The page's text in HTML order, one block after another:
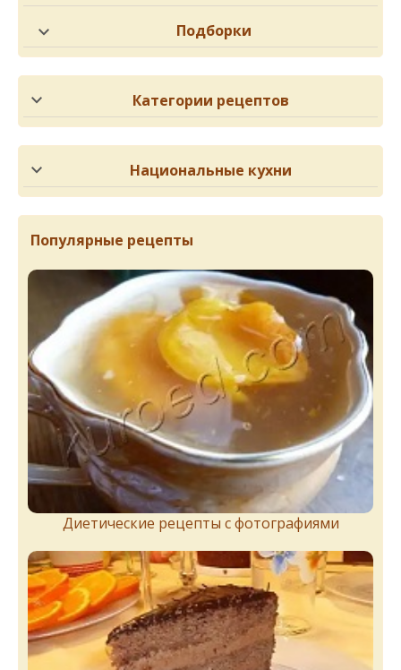
Подборки
Категории рецептов
Национальные кухни
Популярные рецепты
Диетические рецепты с фотографиями